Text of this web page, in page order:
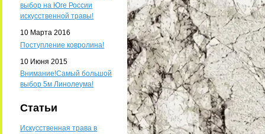
выбор на Юге России
искусственной травы!
10 Марта 2016
Поступление ковролина!
10 Июня 2015
Внимание!Самый большой
выбор 5м Линолеума!
Статьи
Искусственная трава в